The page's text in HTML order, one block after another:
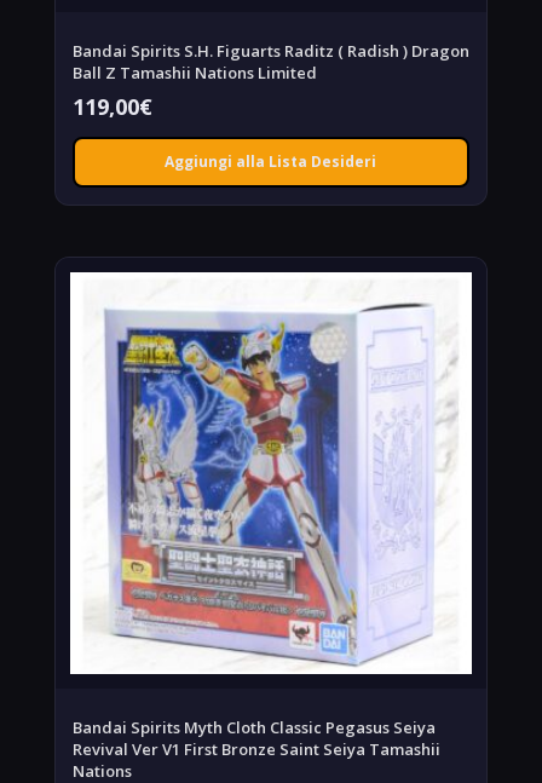
Bandai Spirits S.H. Figuarts Raditz ( Radish ) Dragon
Ball Z Tamashii Nations Limited
119,00€
Aggiungi alla Lista Desideri
Bandai Spirits Myth Cloth Classic Pegasus Seiya
Revival Ver V1 First Bronze Saint Seiya Tamashii
Nations